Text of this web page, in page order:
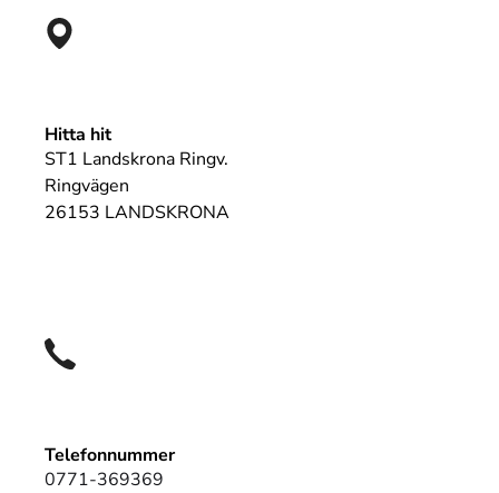
Hitta hit
ST1 Landskrona Ringv.
Ringvägen
26153 LANDSKRONA
Telefonnummer
0771-369369